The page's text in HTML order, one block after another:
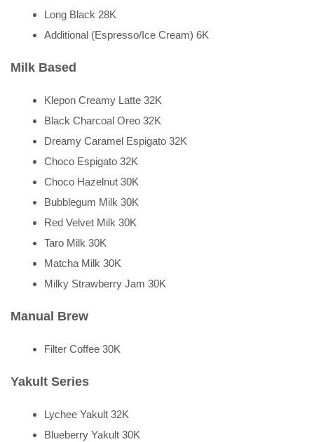
Long Black 28K
Additional (Espresso/Ice Cream) 6K
Milk Based
Klepon Creamy Latte 32K
Black Charcoal Oreo 32K
Dreamy Caramel Espigato 32K
Choco Espigato 32K
Choco Hazelnut 30K
Bubblegum Milk 30K
Red Velvet Milk 30K
Taro Milk 30K
Matcha Milk 30K
Milky Strawberry Jam 30K
Manual Brew
Filter Coffee 30K
Yakult Series
Lychee Yakult 32K
Blueberry Yakult 30K